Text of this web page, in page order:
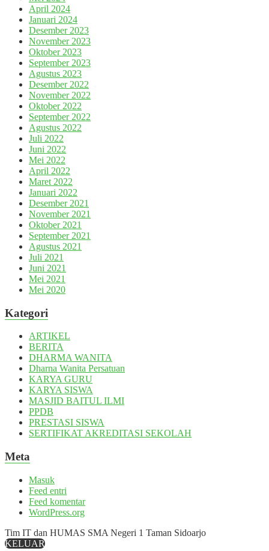
April 2024
Januari 2024
Desember 2023
November 2023
Oktober 2023
September 2023
Agustus 2023
Desember 2022
November 2022
Oktober 2022
September 2022
Agustus 2022
Juli 2022
Juni 2022
Mei 2022
April 2022
Maret 2022
Januari 2022
Desember 2021
November 2021
Oktober 2021
September 2021
Agustus 2021
Juli 2021
Juni 2021
Mei 2021
Mei 2020
Kategori
ARTIKEL
BERITA
DHARMA WANITA
Dharna Wanita Persatuan
KARYA GURU
KARYA SISWA
MASJID BAITUL ILMI
PPDB
PRESTASI SISWA
SERTIFIKAT AKREDITASI SEKOLAH
Meta
Masuk
Feed entri
Feed komentar
WordPress.org
Tim IT dan HUMAS SMA Negeri 1 Taman Sidoarjo
KELUAR